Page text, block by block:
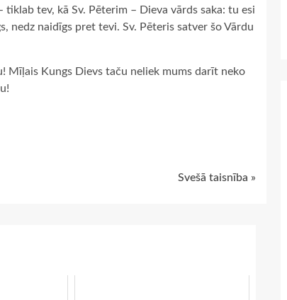
tev, kā Sv. Pēterim – Dieva vārds saka: tu esi
nedz naidīgs pret tevi. Sv. Pēteris satver šo Vārdu
Mīļais Kungs Dievs taču neliek mums darīt neko
Svešā taisnība »